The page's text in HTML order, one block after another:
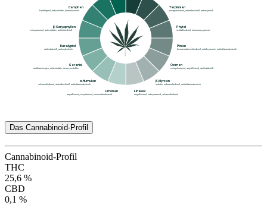
Das Cannabinoid-Profil
Cannabinoid-Profil
THC
25,6 %
CBD
0,1 %